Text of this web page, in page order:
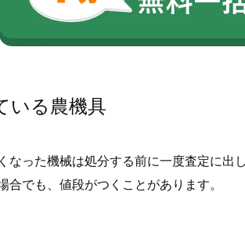
いる農機具
なった機械は処分する前に一度査定に
でも、値段がつくことがあります。